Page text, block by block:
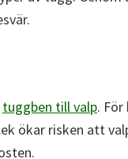
tuggben till valp.
ökar risken att